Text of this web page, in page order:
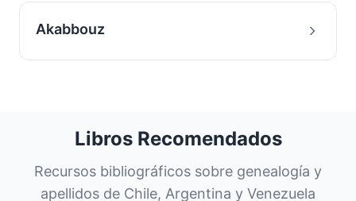
Akabbouz
Libros Recomendados
Recursos bibliográficos sobre genealogía y
apellidos de Chile, Argentina y Venezuela